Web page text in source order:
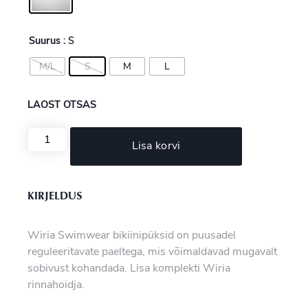
Suurus : S
M/L S M L
LAOST OTSAS
Lisa korvi
KIRJELDUS
Wiria Swimwear bikiinipüksid on puusadel
reguleeritavate paeltega, mis võimaldavad mugavalt
sobivust kohandada. Lisa komplekti Wiria
rinnahoidja.